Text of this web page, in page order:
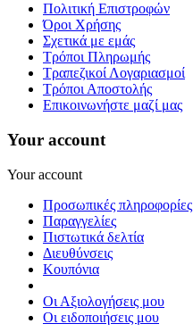
Πολιτική Επιστροφών
Όροι Χρήσης
Σχετικά με εμάς
Τρόποι Πληρωμής
Τραπεζικοί Λογαριασμοί
Τρόποι Αποστολής
Επικοινωνήστε μαζί μας
Your account
Your account
Προσωπικές πληροφορίες
Παραγγελίες
Πιστωτικά δελτία
Διευθύνσεις
Κουπόνια
Οι Αξιολογήσεις μου
Οι ειδοποιήσεις μου